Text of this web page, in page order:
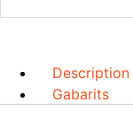
Description
Gabarits